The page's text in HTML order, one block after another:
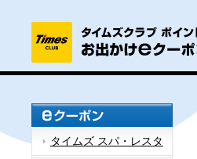
タイムズ スパ・レスタ